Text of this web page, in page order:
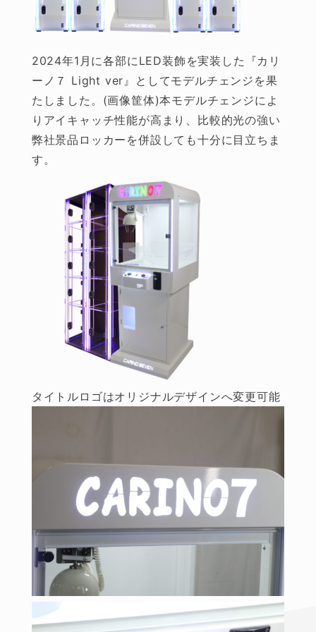
2024年1月に各部にLED装飾を実装した『カリ
ーノ７ Light ver』としてモデルチェンジを果
たしました。(画像筐体)本モデルチェンジによ
りアイキャッチ性能が高まり、比較的光の強い
弊社景品ロッカーを併設しても十分に目立ちま
す。
タイトルロゴはオリジナルデザインへ変更可能